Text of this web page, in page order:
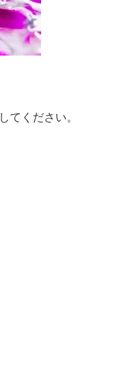
してください。